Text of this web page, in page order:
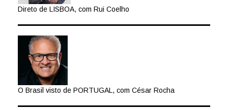
Direto de LISBOA, com Rui Coelho
O Brasil visto de PORTUGAL, com César Rocha